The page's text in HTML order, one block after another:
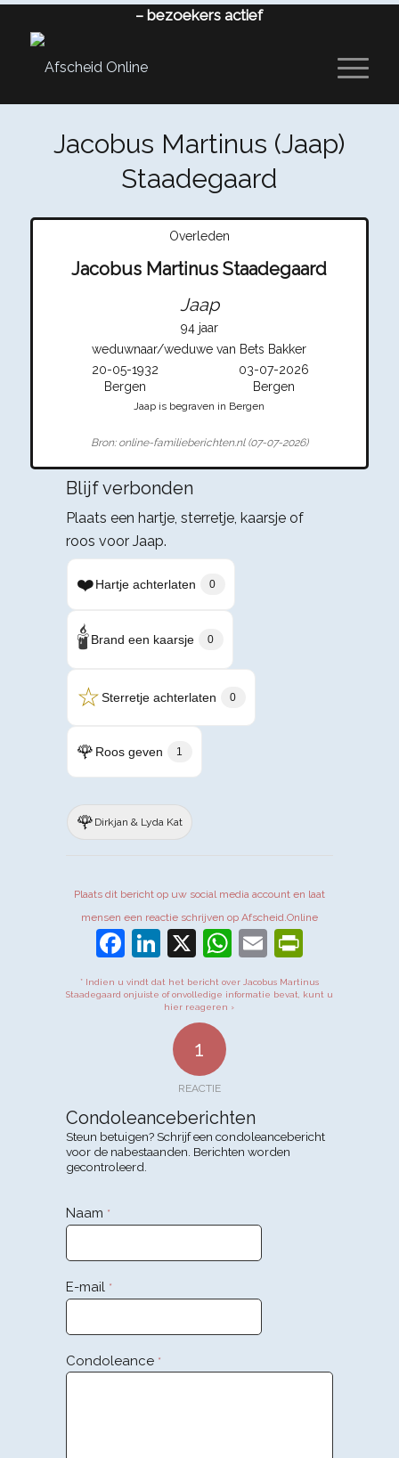
– bezoekers actief
Jacobus Martinus (Jaap)
Staadegaard
Overleden
Jacobus Martinus Staadegaard
Jaap
94 jaar
weduwnaar/weduwe van Bets Bakker
20-05-1932
03-07-2026
Bergen
Bergen
Jaap is begraven in Bergen
Bron: online-familieberichten.nl (07-07-2026)
Blijf verbonden
Plaats een hartje, sterretje, kaarsje of
roos voor Jaap.
❤️Hartje achterlaten 0
🕯️Brand een kaarsje 0
☆Sterretje achterlaten 0
🌹 Roos geven 1
🌹 Dirkjan & Lyda Kat
Plaats dit bericht op uw social media account en laat
mensen een reactie schrijven op Afscheid.Online
Facebook
LinkedIn
X WhatsApp
Email
* Indien u vindt dat het bericht over Jacobus Martinus
Staadegaard onjuiste of onvolledige informatie bevat, kunt u
hier reageren ›
1
REACTIE
Condoleanceberichten
Steun betuigen? Schrijf een condoleancebericht
voor de nabestaanden. Berichten worden
gecontroleerd.
Naam *
E-mail *
Condoleance *